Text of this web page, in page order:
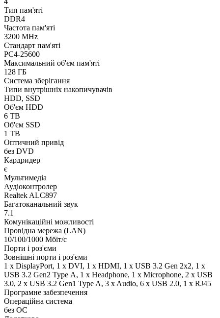
Тип пам'яті
DDR4
Частота пам'яті
3200 MHz
Стандарт пам'яті
PC4-25600
Максимальний об'єм пам'яті
128 ГБ
Система зберігання
Типи внутрішніх накопичувачів
HDD, SSD
Об'єм HDD
6 TB
Об'єм SSD
1 TB
Оптичний привід
без DVD
Кардридер
є
Мультимедіа
Аудіоконтролер
Realtek ALC897
Багатоканальний звук
7.1
Комунікаційні можливості
Провідна мережа (LAN)
10/100/1000 Мбіт/с
Порти і роз'єми
Зовнішні порти і роз'єми
1 x DisplayPort, 1 x DVI, 1 x HDMI, 1 x USB 3.2 Gen 2x2, 1 x
USB 3.2 Gen2 Type А, 1 x Нeadphone, 1 х Microphone, 2 x USB
3.0, 2 x USB 3.2 Gen1 Type A, 3 x Audio, 6 x USB 2.0, 1 x RJ45
Програмне забезпечення
Операційна система
без ОС